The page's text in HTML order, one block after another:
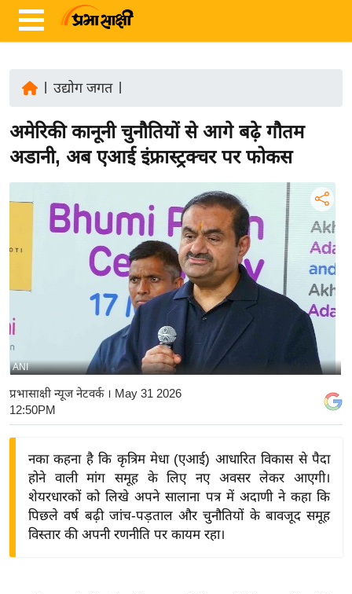
ज़ा
ख
ष्ट्री
अं
य
बि
ज़
द्यो
उद्योग जगत|
अमेरिकी कानूनी चुनौतियों से आगे बढ़े गौतम
अडानी, अब एआई इंफ्रास्ट्रक्चर पर फोकस
ANI
प्रभासाक्षी न्यूज नेटवर्क। May 31 2026
12:50PM
नका कहना है कि कृत्रिम मेधा (एआई) आधारित विकास से पैदा
होने वाली मांग समूह के लिए नए अवसर लेकर आएगी।
शेयरधारकों को लिखे अपने सालाना पत्र में अदाणी ने कहा कि
पिछले वर्ष बढ़ी जांच-पड़ताल और चुनौतियों के बावजूद समूह
विस्तार की अपनी रणनीति पर कायम रहा।